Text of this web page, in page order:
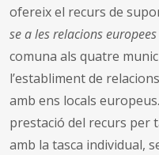
ofereix el recurs de
se a les relacions
comuna als quatre
l’establiment de
amb ens locals
prestació del recurs per
amb la tasca individual,